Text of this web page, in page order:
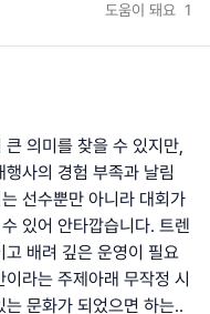
도움이 돼요 1
의미를 찾을 수 있지만,
사의 경험 부족과 날림
선수뿐만 아니라 대회가
있어 안타깝습니다. 트렌
배려 깊은 운영이 필요
라는 주제아래 무작정 시
문화가 되었으면 하는..